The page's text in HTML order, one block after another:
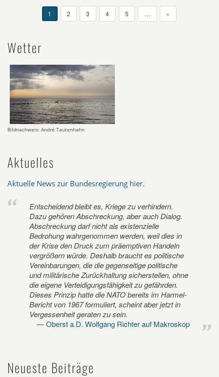
1 2 3 4 5 ... »
Wetter
Bildnachweis: André Tautenhahn
Aktuelles
Aktuelle News zur Bundesregierung hier.
Entscheidend bleibt es, Kriege zu verhindern.
Dazu gehören Abschreckung, aber auch Dialog.
Abschreckung darf nicht als existenzielle
Bedrohung wahrgenommen werden, weil dies in
der Krise den Druck zum präemptiven Handeln
vergrößern würde. Deshalb braucht es politische
Vereinbarungen, die die gegenseitige politische
und militärische Zurückhaltung sicherstellen, ohne
die eigene Verteidigungsfähigkeit zu gefährden.
Dieses Prinzip hatte die NATO bereits im Harmel-
Bericht von 1967 formuliert, scheint aber jetzt in
Vergessenheit geraten zu sein.
Oberst a.D. Wolfgang Richter auf Makroskop
Neueste Beiträge